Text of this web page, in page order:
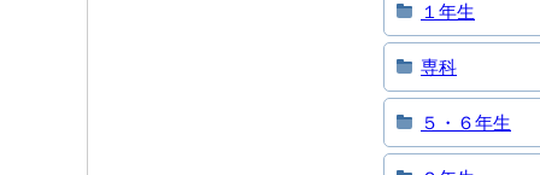
１年生
専科
５・６年生